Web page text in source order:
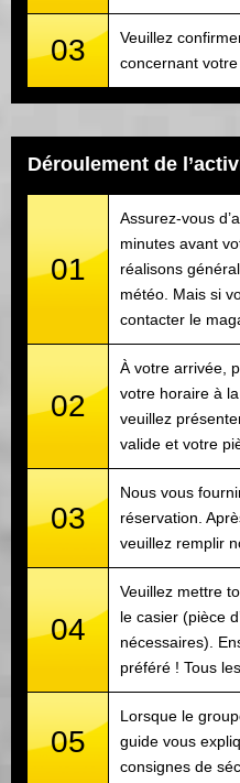
03
Veuillez
concernant
Déroulement de
01
Assurez-vous
minutes avant
réalisons
météo. Mais si
contacter le
02
À votre arrivée,
votre horaire à
veuillez
valide et votre
03
Nous vous
réservation.
veuillez remplir
04
Veuillez mettre
le casier (pièce
nécessaires).
préféré ! Tous
05
Lorsque le
guide vous
consignes de